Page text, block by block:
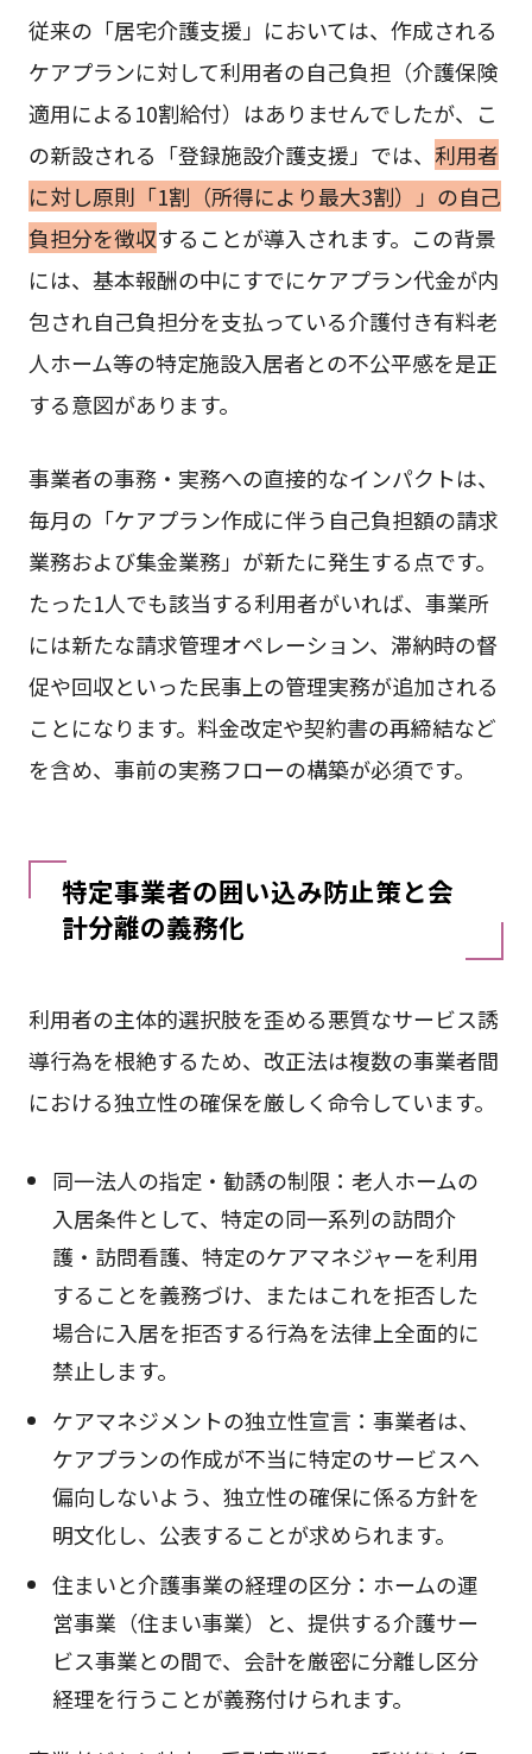
従来の「居宅介護支援」においては、作成される
ケアプランに対して利用者の自己負担（介護保険
適用による10割給付）はありませんでしたが、こ
の新設される「登録施設介護支援」では、 利用者
に対し原則「1割（所得により最大3割）」の自己
負担分を徴収することが導入されます。この背景
には、基本報酬の中にすでにケアプラン代金が内
包され自己負担分を支払っている介護付き有料老
人ホーム等の特定施設入居者との不公平感を是正
する意図があります。
事業者の事務・実務への直接的なインパクトは、
毎月の「ケアプラン作成に伴う自己負担額の請求
業務および集金業務」が新たに発生する点です。
たった1人でも該当する利用者がいれば、事業所
には新たな請求管理オペレーション、滞納時の督
促や回収といった民事上の管理実務が追加される
ことになります。料金改定や契約書の再締結など
を含め、事前の実務フローの構築が必須です。
特定事業者の囲い込み防止策と会
計分離の義務化
利用者の主体的選択肢を歪める悪質なサービス誘
導行為を根絶するため、改正法は複数の事業者間
における独立性の確保を厳しく命令しています。
同一法人の指定・勧誘の制限：老人ホームの
入居条件として、特定の同一系列の訪問介
護・訪問看護、特定のケアマネジャーを利用
することを義務づけ、またはこれを拒否した
場合に入居を拒否する行為を法律上全面的に
禁止します。
ケアマネジメントの独立性宣言：事業者は、
ケアプランの作成が不当に特定のサービスへ
偏向しないよう、独立性の確保に係る方針を
明文化し、公表することが求められます。
住まいと介護事業の経理の区分：ホームの運
営事業（住まい事業）と、提供する介護サー
ビス事業との間で、会計を厳密に分離し区分
経理を行うことが義務付けられます。